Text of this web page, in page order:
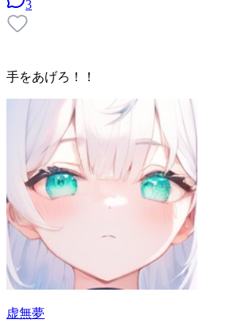
3
手をあげろ！！
虚無夢